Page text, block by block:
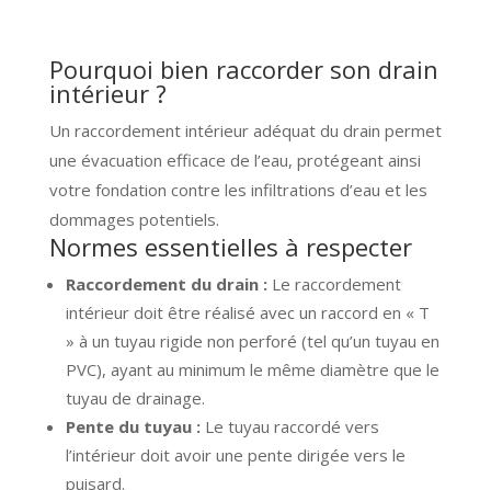
Pourquoi bien raccorder son drain
intérieur ?
Un raccordement intérieur adéquat du drain permet
une évacuation efficace de l’eau, protégeant ainsi
votre fondation contre les infiltrations d’eau et les
dommages potentiels.
Normes essentielles à respecter
Raccordement du drain :Le raccordement
intérieur doit être réalisé avec un raccord en « T
» à un tuyau rigide non perforé (tel qu’un tuyau en
PVC), ayant au minimum le même diamètre que le
tuyau de drainage.
Pente du tuyau :Le tuyau raccordé vers
l’intérieur doit avoir une pente dirigée vers le
puisard.